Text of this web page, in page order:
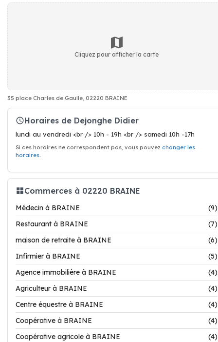
Cliquez pour afficher la carte
35 place Charles de Gaulle, 02220 BRAINE
Horaires de Dejonghe Didier
lundi au vendredi <br /> 10h - 19h <br /> samedi 10h -17h
Si ces horaires ne correspondent pas, vous pouvez changer les
horaires.
Commerces à 02220 BRAINE
Médecin à BRAINE
(9)
Restaurant à BRAINE
(7)
maison de retraite à BRAINE
(6)
Infirmier à BRAINE
(5)
Agence immobilière à BRAINE
(4)
Agriculteur à BRAINE
(4)
Centre équestre à BRAINE
(4)
Coopérative à BRAINE
(4)
Coopérative agricole à BRAINE
(4)